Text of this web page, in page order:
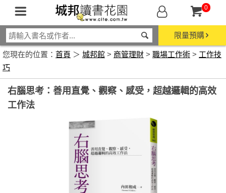
0
限量預購
您現在的位置： 首頁 ＞ 城邦館 > 商管理財 > 職場工作術 > 工作技
巧
右腦思考：善用直覺、觀察、感受，超越邏輯的高效
工作法